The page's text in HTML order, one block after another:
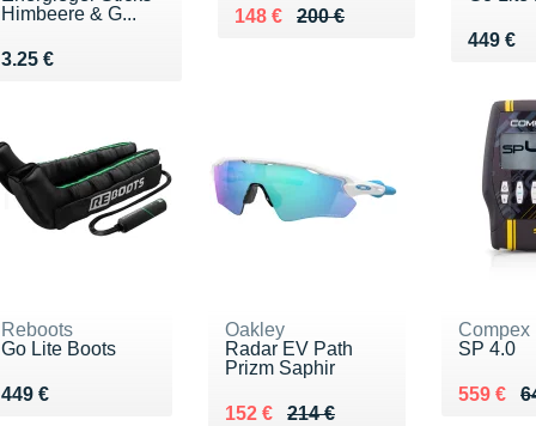
Himbeere & G...
3.25 €
Vendu 3.25 €
200 €
Au lieu de 200 €
148 €
Vendu 148 €
449 €
Vendu
Reboots
Go Lite Boots
449 €
Vendu 449 €
Oakley
Radar EV Path
Prizm Saphir
214 €
Au lieu de 214 €
152 €
Vendu 152 €
Compex
SP 4.0
Au lieu
559 €
Vendu